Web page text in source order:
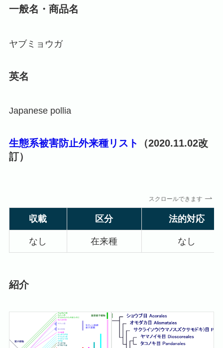
一般名・商品名
ヤブミョウガ
英名
Japanese pollia
生態系被害防止外来種リスト
（2020.11.02改
訂）
スクロールできます
収載 区分 法的対応
なし 在来種 なし
紹介